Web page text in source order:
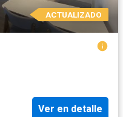
ACTUALIZADO
Ver en detalle